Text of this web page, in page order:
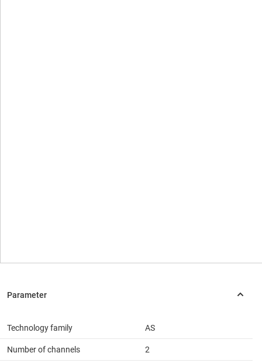
Technology family AS
Number of channels 2